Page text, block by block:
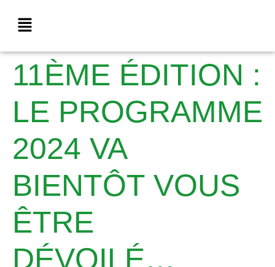
11ÈME ÉDITION :
LE PROGRAMME
2024 VA
BIENTÔT VOUS
ÊTRE
DÉVOILÉ…